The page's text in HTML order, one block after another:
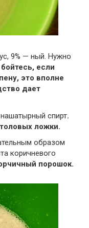
9% — ный. Нужно
если
это вполне
дает
спирт.
ложки.
образом
коричневого
порошок.